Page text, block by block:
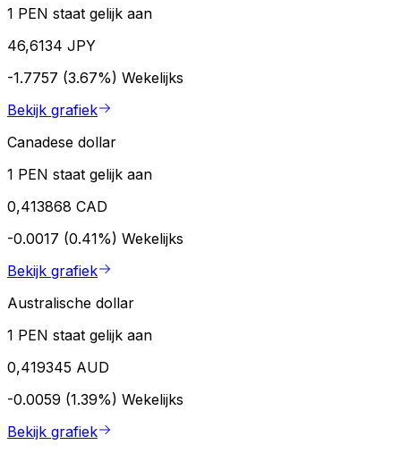
1 PEN staat gelijk aan
46,6134 JPY
-1.7757 (3.67%) Wekelijks
Bekijk grafiek
Canadese dollar
1 PEN staat gelijk aan
0,413868 CAD
-0.0017 (0.41%) Wekelijks
Bekijk grafiek
Australische dollar
1 PEN staat gelijk aan
0,419345 AUD
-0.0059 (1.39%) Wekelijks
Bekijk grafiek